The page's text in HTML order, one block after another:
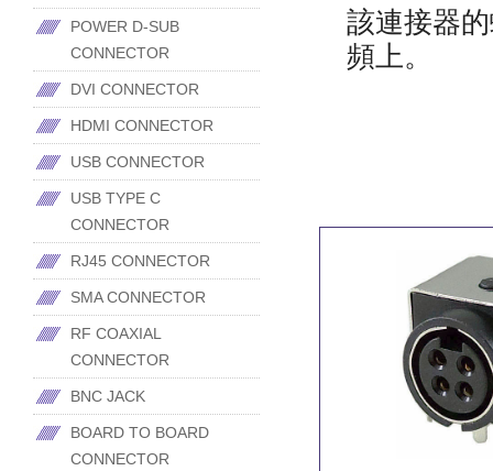
該連接器
頻上。
POWER D-SUB
CONNECTOR
DVI CONNECTOR
HDMI CONNECTOR
USB CONNECTOR
USB TYPE C
CONNECTOR
RJ45 CONNECTOR
SMA CONNECTOR
RF COAXIAL
CONNECTOR
BNC JACK
BOARD TO BOARD
CONNECTOR